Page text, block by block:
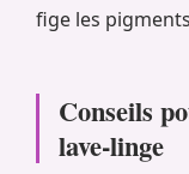
fige les
Conseils
lave-linge